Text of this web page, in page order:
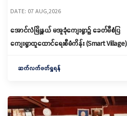
DATE: 07 AUG,2026
အောင်လံမြို့နယ် မအူခုံကျေးရွာ၌ ခေတ်မီစံပြ
ကျေးရွာထူထောင်ရေးစီမံကိန်း (Smart Village)
ဆက်လက်ဖတ်ရှုရန်